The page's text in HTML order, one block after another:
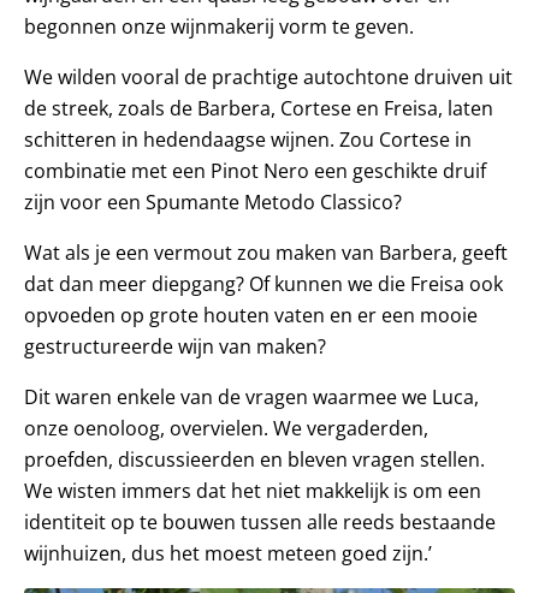
begonnen onze wijnmakerij vorm te geven.
We wilden vooral de prachtige autochtone druiven uit
de streek, zoals de Barbera, Cortese en Freisa, laten
schitteren in hedendaagse wijnen. Zou Cortese in
combinatie met een Pinot Nero een geschikte druif
zijn voor een Spumante Metodo Classico?
Wat als je een vermout zou maken van Barbera, geeft
dat dan meer diepgang? Of kunnen we die Freisa ook
opvoeden op grote houten vaten en er een mooie
gestructureerde wijn van maken?
Dit waren enkele van de vragen waarmee we Luca,
onze oenoloog, overvielen. We vergaderden,
proefden, discussieerden en bleven vragen stellen.
We wisten immers dat het niet makkelijk is om een
identiteit op te bouwen tussen alle reeds bestaande
wijnhuizen, dus het moest meteen goed zijn.’